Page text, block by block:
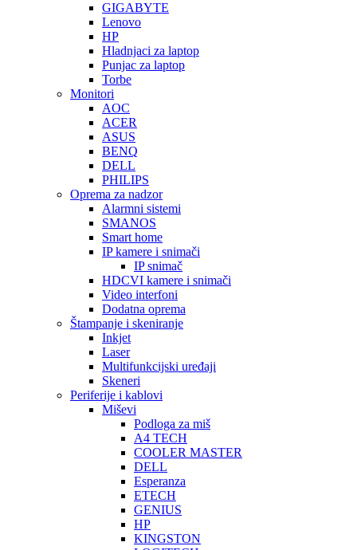
GIGABYTE
Lenovo
HP
Hladnjaci za laptop
Punjac za laptop
Torbe
Monitori
AOC
ACER
ASUS
BENQ
DELL
PHILIPS
Oprema za nadzor
Alarmni sistemi
SMANOS
Smart home
IP kamere i snimači
IP snimač
HDCVI kamere i snimači
Video interfoni
Dodatna oprema
Štampanje i skeniranje
Inkjet
Laser
Multifunkcijski uređaji
Skeneri
Periferije i kablovi
Miševi
Podloga za miš
A4 TECH
COOLER MASTER
DELL
Esperanza
ETECH
GENIUS
HP
KINGSTON